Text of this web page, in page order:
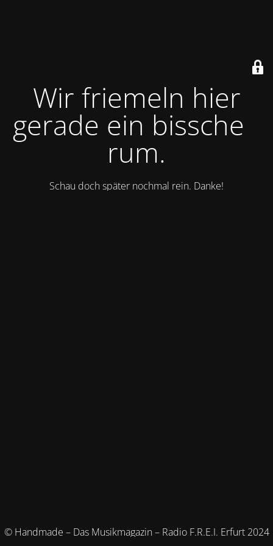
Wir friemeln hier
gerade ein bisschen
rum.
Schau doch später nochmal rein. Danke!
© Handmade – Das Musikmagazin – Radio F.R.E.I. Erfurt 2024